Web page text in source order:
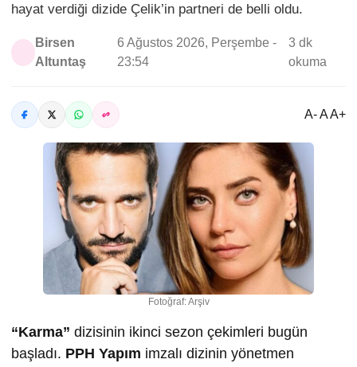
hayat verdiği dizide Çelik’in partneri de belli oldu.
Birsen
Altuntaş
6 Ağustos 2026, Perşembe -
23:54
3 dk
okuma
A- A A+
Fotoğraf: Arşiv
“Karma” dizisinin ikinci sezon çekimleri bugün
başladı. PPH Yapım imzalı dizinin yönetmen